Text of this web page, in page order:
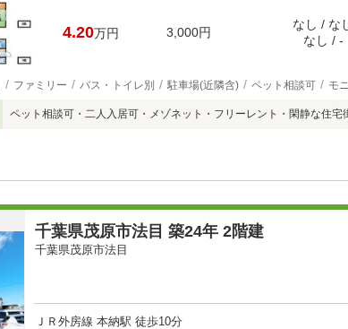
4.20万円 3,000円
なし / な
なし / -
ファミリー バス・トイレ別 駐車場(近隣含) ペット相談可 モ
ペット相談可・二人入居可・メゾネット・フリーレント・閑静な住宅
千葉県茂原市法目 築24年 2階建
千葉県茂原市法目
ＪＲ外房線 本納駅 徒歩10分